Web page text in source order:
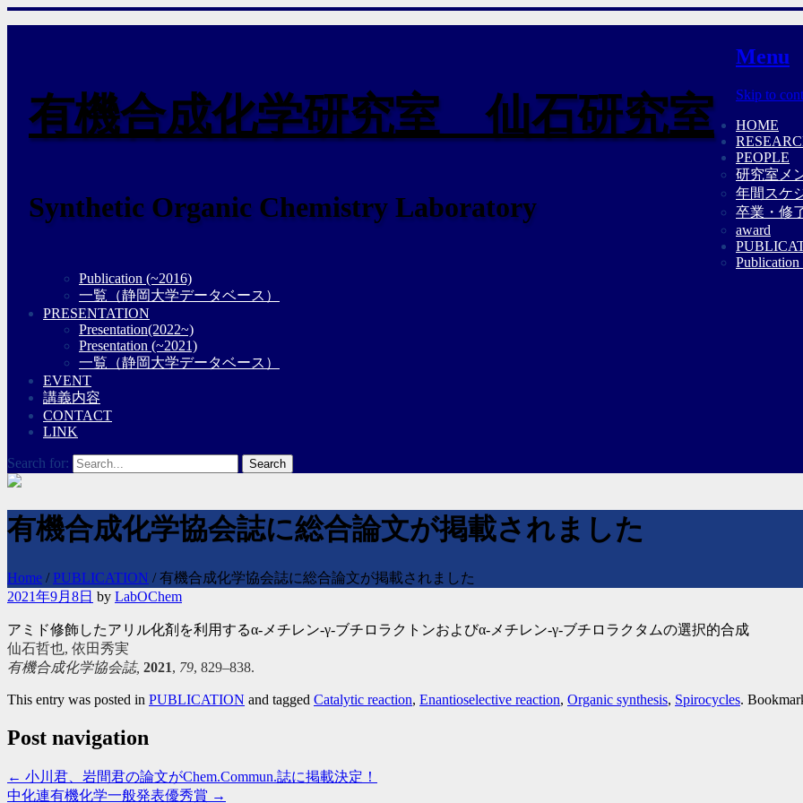
有機合成化学研究室 仙石研究室
Synthetic Organic Chemistry Laboratory
Menu
Skip to
HOME
PEOPLE
研究室メ
年間スケ
卒業・修
award
Publication (~2016)
一覧（静岡大学データベース）
PRESENTATION
Presentation(2022~)
Presentation (~2021)
一覧（静岡大学データベース）
EVENT
講義内容
CONTACT
LINK
Search for:
有機合成化学協会誌に総合論文が掲載されました
Home /PUBLICATION /有機合成化学協会誌に総合論文が掲載されました
2021年9月8日 by LabOChem
アミド修飾したアリル化剤を利用するα-メチレン-γ-ブチロラクトンおよびα-メチレン-γ-ブチロラクタムの選択的合成
仙石哲也, 依田秀実
有機合成化学協会誌, 2021, 79, 829–838.
This entry was posted in PUBLICATION and tagged Catalytic reaction, Enantioselective reaction, Organic synthesis, Spirocycles.
Post navigation
← 小川君、岩間君の論文がChem.Commun.誌に掲載決定！
中化連有機化学一般発表優秀賞 →